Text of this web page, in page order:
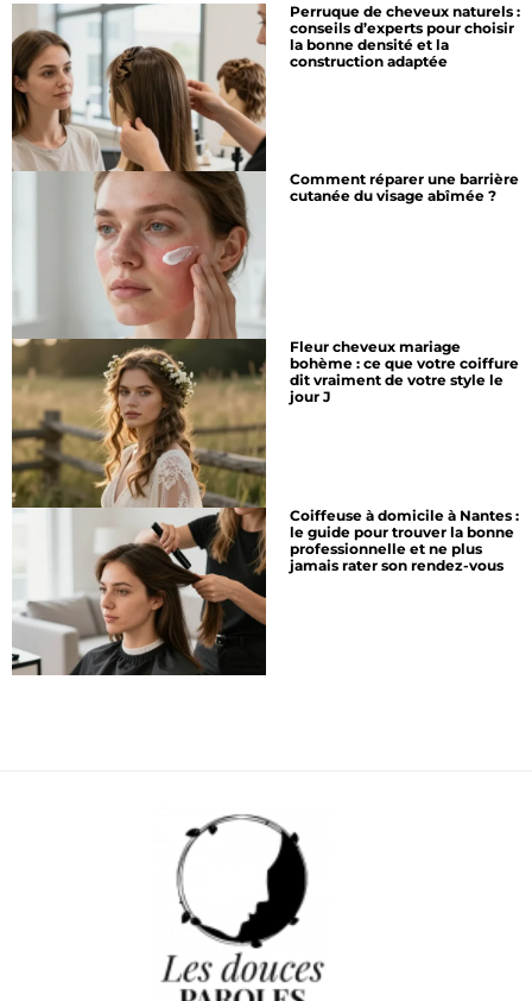
Perruque de cheveux naturels :
conseils d’experts pour choisir
la bonne densité et la
construction adaptée
Comment réparer une barrière
cutanée du visage abîmée ?
Fleur cheveux mariage
bohème : ce que votre coiffure
dit vraiment de votre style le
jour J
Coiffeuse à domicile à Nantes :
le guide pour trouver la bonne
professionnelle et ne plus
jamais rater son rendez-vous